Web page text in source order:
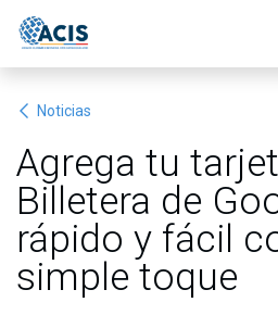
Noticias
Agrega tu
Billetera de
rápido y fácil
simple toque